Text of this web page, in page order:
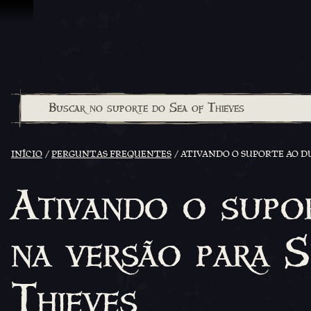
INÍCIO PERGUNTAS FREQUENTES ATIVANDO O SUPORTE AO
Ativando o
na versão para